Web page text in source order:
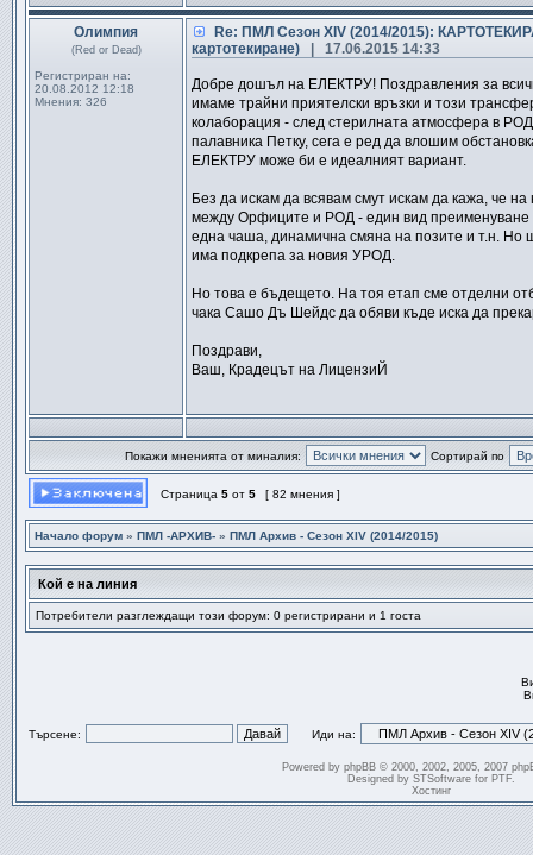
Олимпия
(Red or Dead)
Регистриран на:
20.08.2012 12:18
Мнения: 326
Re: ПМЛ Сезон ХІV (2014/2015):
картотекиране)
| 17.06.2015 14:33
Добре дошъл на ЕЛЕКТРУ! Поздравления за
имаме трайни приятелски връзки и този
колаборация - след стерилната атмосфера в
палавника Петку, сега е ред да влошим
ЕЛЕКТРУ може би е идеалният вариант.
Без да искам да всявам смут искам да кажа, че
между Орфиците и РОД - един вид
една чаша, динамична смяна на позите и т.н. Но
има подкрепа за новия УРОД.
Но това е бъдещето. На тоя етап сме отделни
чака Сашо Дъ Шейдс да обяви къде иска да
Поздрави,
Ваш, Крадецът на ЛицензиЙ
Покажи мненията от миналия: Сортирай по
Страница 5 от 5 [ 82 мнения ]
Начало форум » ПМЛ -АРХИВ- » ПМЛ Архив - Сезон ХІV (2014/2015)
Кой е на линия
Потребители разглеждащи този форум: 0 регистрирани и 1 госта
Търсене: Иди на:
Powered by phpBB© 2000, 2002, 2005, 2007
Designed by STSoftwarefor PTF.
Хостинг